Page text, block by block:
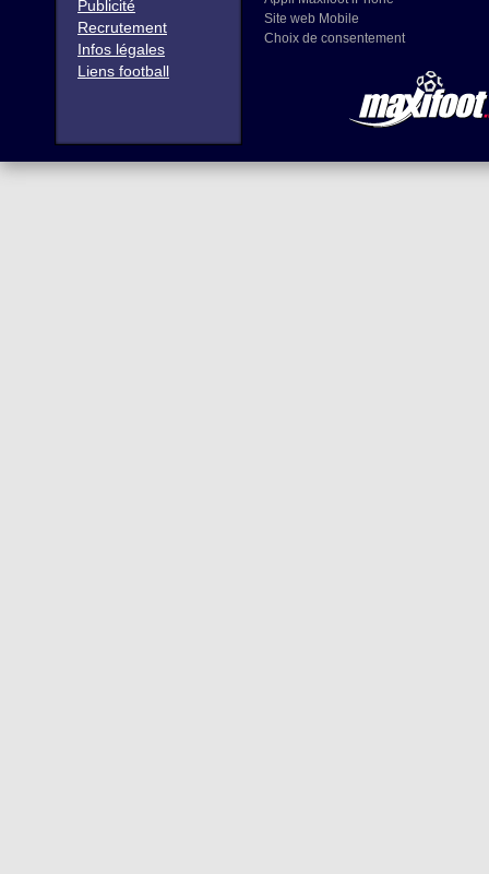
Publicité
Recrutement
Infos légales
Liens football
Site web Mobile
Choix de consentement